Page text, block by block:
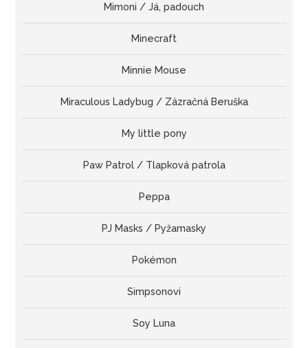
Mimoni / Já, padouch
Minecraft
Minnie Mouse
Miraculous Ladybug / Zázračná Beruška
My little pony
Paw Patrol / Tlapková patrola
Peppa
PJ Masks / Pyžamasky
Pokémon
Simpsonovi
Soy Luna